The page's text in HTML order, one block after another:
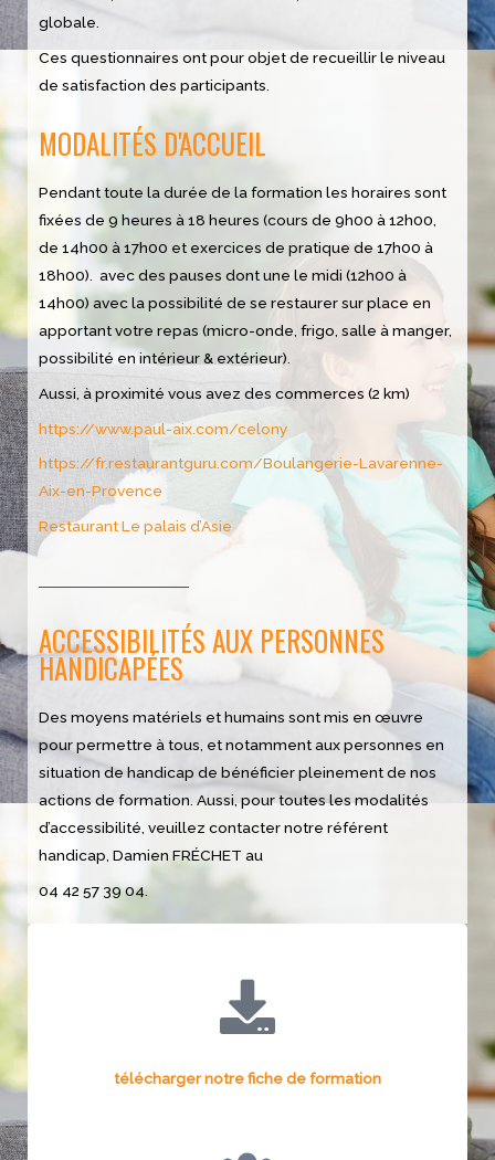
globale.
Ces questionnaires ont pour objet de recueillir le niveau
de satisfaction des participants.
MODALITÉS D'ACCUEIL
Pendant toute la durée de la formation les horaires sont
fixées de 9 heures à 18 heures (cours de 9h00 à 12h00,
de 14h00 à 17h00 et exercices de pratique de 17h00 à
18h00). avec des pauses dont une le midi (12h00 à
14h00) avec la possibilité de se restaurer sur place en
apportant votre repas (micro-onde, frigo, salle à manger,
possibilité en intérieur & extérieur).
Aussi, à proximité vous avez des commerces (2 km)
https://www.paul-aix.com/celony
https://fr.restaurantguru.com/Boulangerie-Lavarenne-
Aix-en-Provence
Restaurant Le palais d’Asie
ACCESSIBILITÉS AUX PERSONNES
HANDICAPÉES
Des moyens matériels et humains sont mis en œuvre
pour permettre à tous, et notamment aux personnes en
situation de handicap de bénéficier pleinement de nos
actions de formation. Aussi, pour toutes les modalités
d’accessibilité, veuillez contacter notre référent
handicap, Damien FRÉCHET au
04 42 57 39 04.
télécharger notre fiche de formation